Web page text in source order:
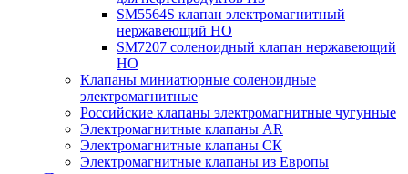
SM5564S клапан электромагнитный
нержавеющий НО
SM7207 соленоидный клапан нержавеющий
НО
Клапаны миниатюрные соленоидные
электромагнитные
Российские клапаны электромагнитные чугунные
Электромагнитные клапаны AR
Электромагнитные клапаны СК
Электромагнитные клапаны из Европы